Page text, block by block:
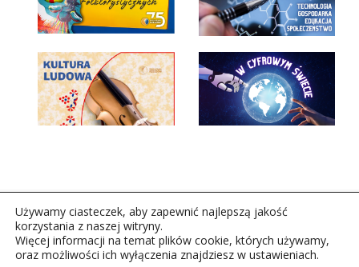
Używamy ciasteczek, aby zapewnić najlepszą jakość
korzystania z naszej witryny.
Więcej informacji na temat plików cookie, których używamy,
oraz możliwości ich wyłączenia znajdziesz w ustawieniach.